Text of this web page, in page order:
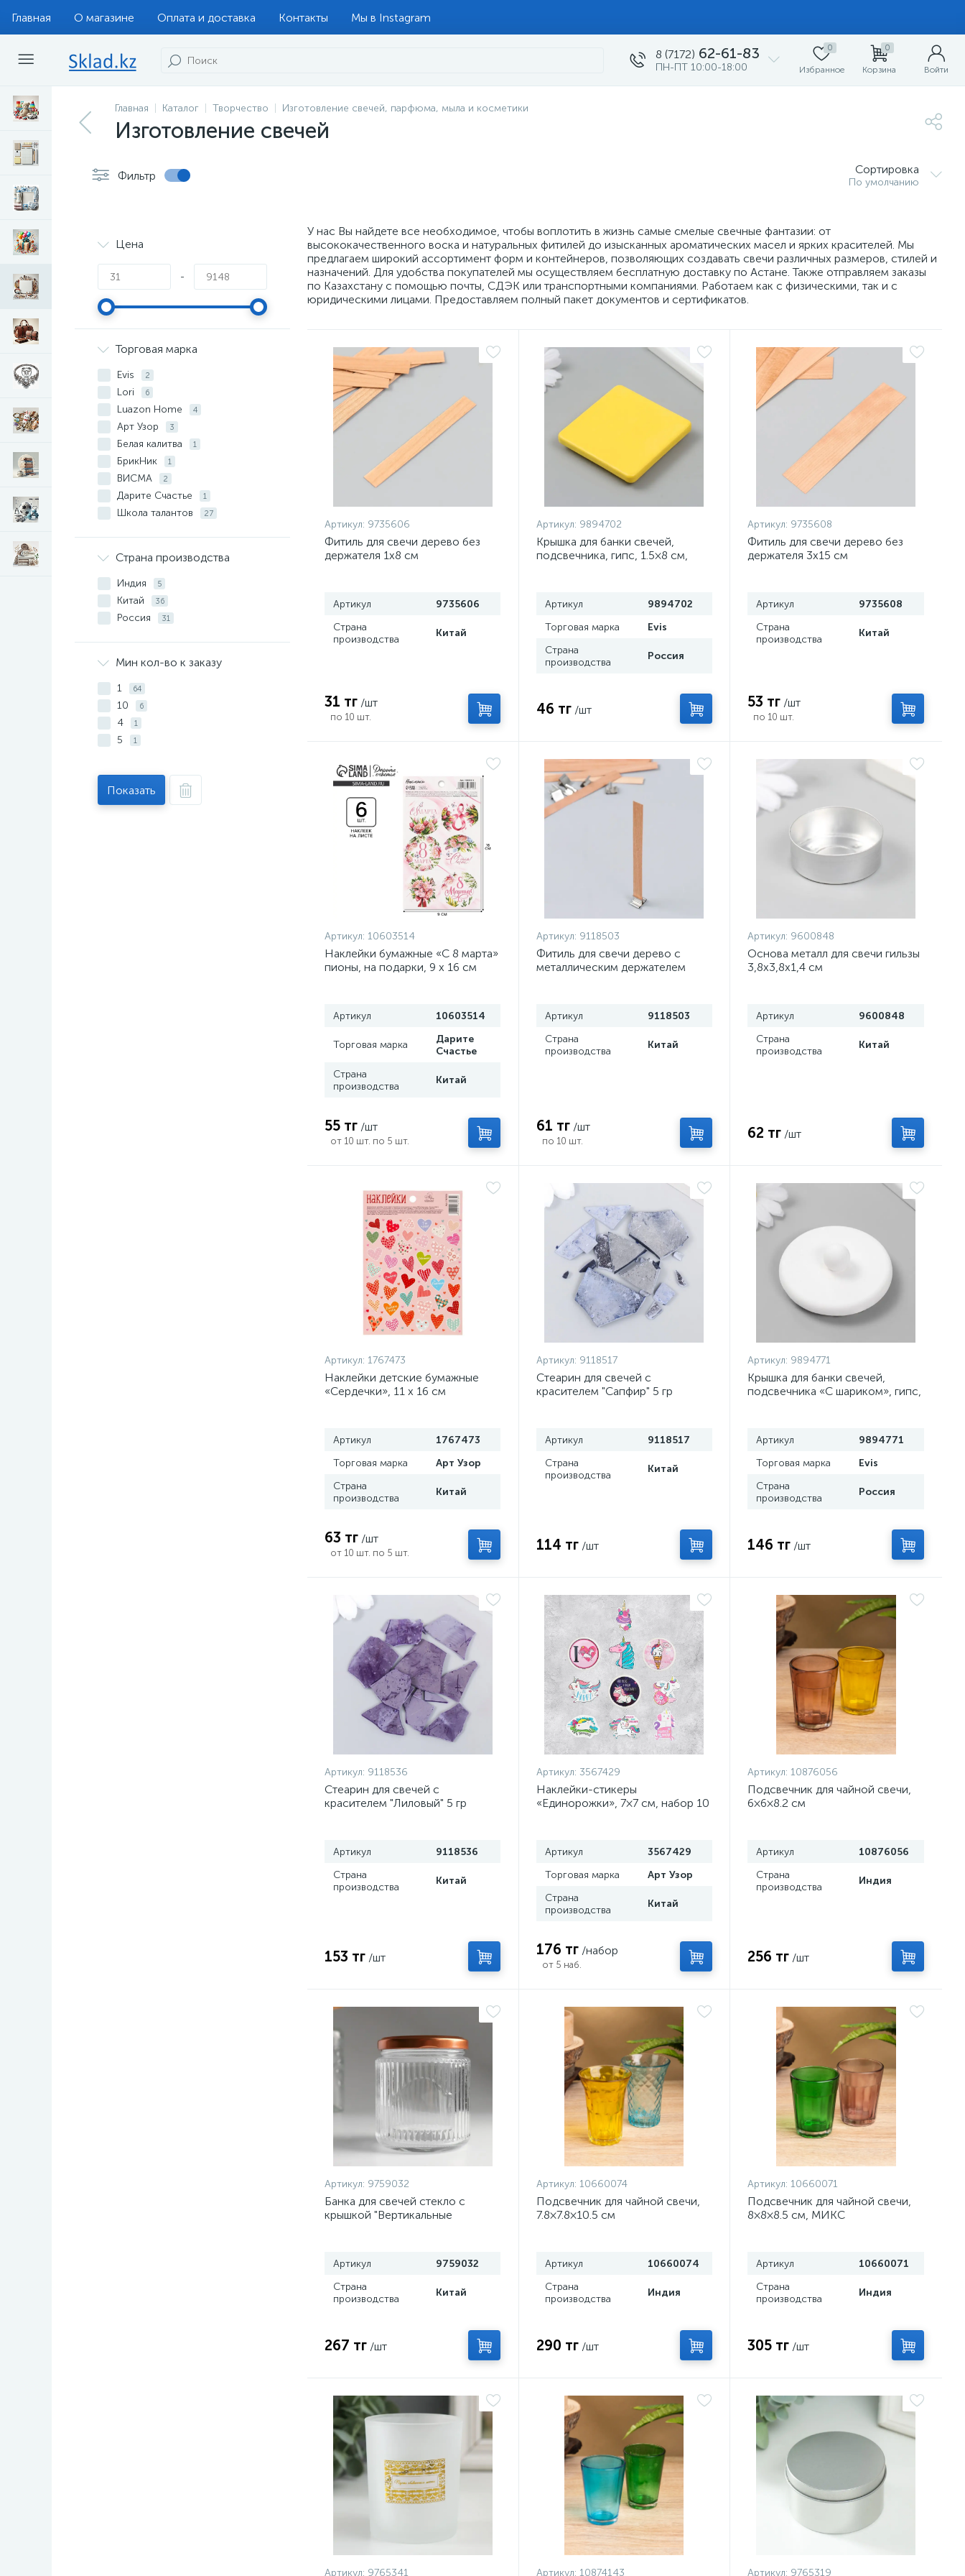
Главная О магазине Оплата и доставка Контакты Мы в Instagram
8 (7172) 62-61-83
ПН-ПТ 10:00-18:00
0
Избранное
0
Корзина Войти
Главная Каталог Творчество Изготовление свечей, парфюма, мыла и косметики
Изготовление свечей
Фильтр Сортировка
По умолчанию
Цена
-
Торговая марка
Evis 2
Lori 6
Luazon Home 4
Арт Узор 3
Белая калитва 1
БрикНик 1
ВИСМА 2
Дарите Счастье 1
Школа талантов 27
Страна производства
Индия 5
Китай 36
Россия 31
Мин кол-во к заказу
1 64
10 6
4 1
5 1
Показать
У нас Вы найдете все необходимое, чтобы воплотить в жизнь самые смелые свечные фантазии: от
высококачественного воска и натуральных фитилей до изысканных ароматических масел и ярких красителей. Мы
предлагаем широкий ассортимент форм и контейнеров, позволяющих создавать свечи различных размеров, стилей и
назначений. Для удобства покупателей мы осуществляем бесплатную доставку по Астане. Также отправляем заказы
по Казахстану с помощью почты, СДЭК или транспортными компаниями. Работаем как с физическими, так и с
юридическими лицами. Предоставляем полный пакет документов и сертификатов.
Артикул: 9735606
Фитиль для свечи дерево без
держателя 1х8 см
Артикул
9735606
Страна
производства
Китай
31 тг /шт
по 10 шт.
Артикул: 9894702
Крышка для банки свечей,
подсвечника, гипс, 1.5×8 см,
Артикул
9894702
Торговая марка
Evis
Страна
производства
Россия
46 тг /шт
Артикул: 9735608
Фитиль для свечи дерево без
держателя 3х15 см
Артикул
9735608
Страна
производства
Китай
53 тг /шт
по 10 шт.
Артикул: 10603514
Наклейки бумажные «С 8 марта»
пионы, на подарки, 9 х 16 см
Артикул 10603514
Торговая марка
Дарите
Счастье
Страна
производства
Китай
55 тг /шт
от 10 шт. по 5 шт.
Артикул: 9118503
Фитиль для свечи дерево с
металлическим держателем
Артикул
9118503
Страна
производства
Китай
61 тг /шт
по 10 шт.
Артикул: 9600848
Основа металл для свечи гильзы
3,8х3,8х1,4 см
Артикул
9600848
Страна
производства
Китай
62 тг /шт
Артикул: 1767473
Наклейки детские бумажные
«Сердечки», 11 х 16 см
Артикул
1767473
Торговая марка
Арт Узор
Страна
производства
Китай
63 тг /шт
от 10 шт. по 5 шт.
Артикул: 9118517
Стеарин для свечей с
красителем "Сапфир" 5 гр
Артикул
9118517
Страна
производства
Китай
114 тг /шт
Артикул: 9894771
Крышка для банки свечей,
подсвечника «С шариком», гипс,
Артикул
9894771
Торговая марка
Evis
Страна
производства
Россия
146 тг /шт
Артикул: 9118536
Стеарин для свечей с
красителем "Лиловый" 5 гр
Артикул
9118536
Страна
производства
Китай
153 тг /шт
Артикул: 3567429
Наклейки-стикеры
«Единорожки», 7×7 см, набор 10
Артикул
3567429
Торговая марка
Арт Узор
Страна
производства
Китай
176 тг /набор
от 5 наб.
Артикул: 10876056
Подсвечник для чайной свечи,
6×6×8.2 см
Артикул
10876056
Страна
производства
Индия
256 тг /шт
Артикул: 9759032
Банка для свечей стекло с
крышкой "Вертикальные
Артикул
9759032
Страна
производства
Китай
267 тг /шт
Артикул: 10660074
Подсвечник для чайной свечи,
7.8×7.8×10.5 см
Артикул
10660074
Страна
производства
Индия
290 тг /шт
Артикул: 10660071
Подсвечник для чайной свечи,
8×8×8.5 см, МИКС
Артикул
10660071
Страна
производства
Индия
305 тг /шт
Артикул: 9765341 Артикул: 10874143 Артикул: 9765319